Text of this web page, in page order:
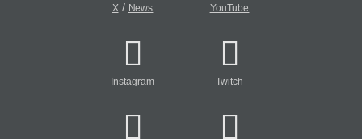
X/ News YouTube
Instagram Twitch